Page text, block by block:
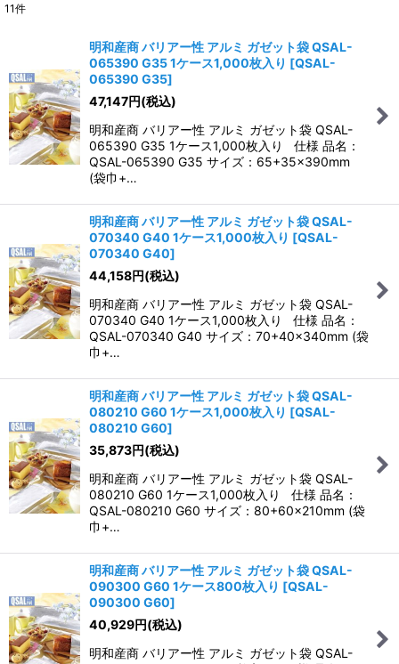
並び順:
絞り込む
11件
明和産商 バリアー性 アルミ ガゼット袋 QSAL-
065390 G35 1ケース1,000枚入り [QSAL-
065390 G35]
47,147円(税込)
明和産商 バリアー性 アルミ ガゼット袋 QSAL-
065390 G35 1ケース1,000枚入り 仕様 品名：
QSAL-065390 G35 サイズ：65+35×390mm
(袋巾+…
明和産商 バリアー性 アルミ ガゼット袋 QSAL-
070340 G40 1ケース1,000枚入り [QSAL-
070340 G40]
44,158円(税込)
明和産商 バリアー性 アルミ ガゼット袋 QSAL-
070340 G40 1ケース1,000枚入り 仕様 品名：
QSAL-070340 G40 サイズ：70+40×340mm (袋
巾+…
明和産商 バリアー性 アルミ ガゼット袋 QSAL-
080210 G60 1ケース1,000枚入り [QSAL-
080210 G60]
35,873円(税込)
明和産商 バリアー性 アルミ ガゼット袋 QSAL-
080210 G60 1ケース1,000枚入り 仕様 品名：
QSAL-080210 G60 サイズ：80+60×210mm (袋
巾+…
明和産商 バリアー性 アルミ ガゼット袋 QSAL-
090300 G60 1ケース800枚入り [QSAL-
090300 G60]
40,929円(税込)
明和産商 バリアー性 アルミ ガゼット袋 QSAL-